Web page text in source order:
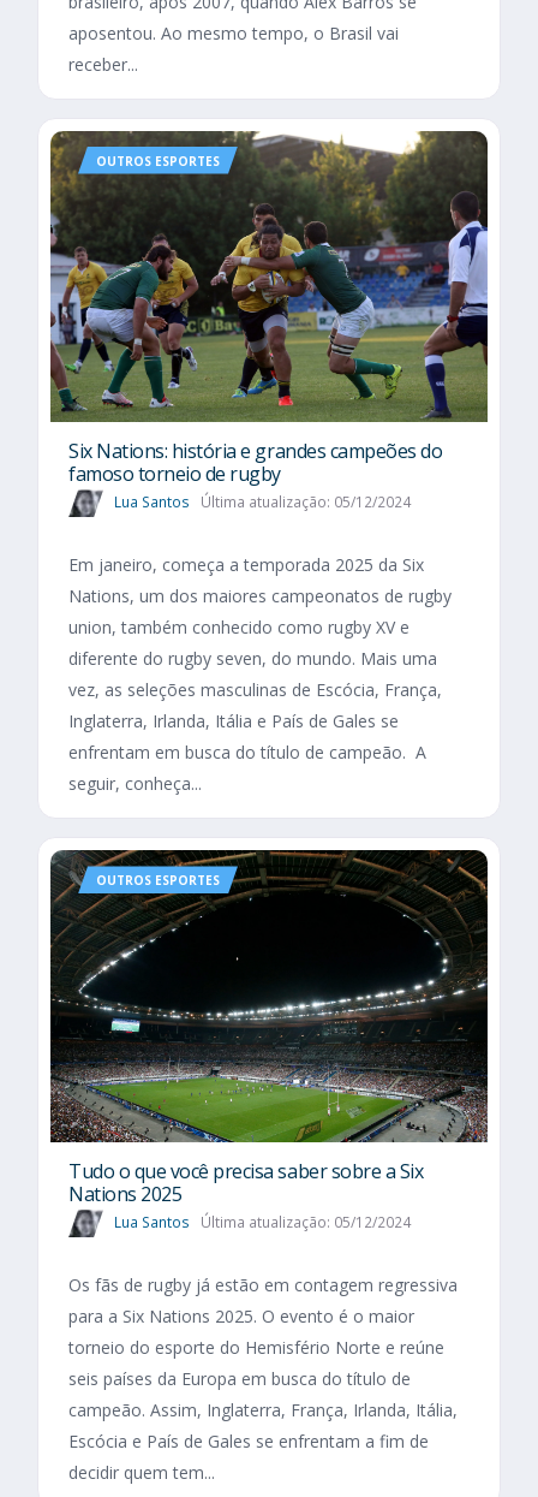
aposentou. Ao mesmo tempo, o Brasil vai
receber...
OUTROS ESPORTES
Six Nations​: história e grandes campeões do
famoso torneio de rugby
Lua Santos Última atualização: 05/12/2024
Em janeiro, começa a temporada 2025 da Six
Nations, um dos maiores campeonatos de rugby
union, também conhecido como rugby XV e
diferente do rugby seven, do mundo. Mais uma
vez, as seleções masculinas de Escócia, França,
Inglaterra, Irlanda, Itália e País de Gales se
enfrentam em busca do título de campeão. A
seguir, conheça...
OUTROS ESPORTES
Tudo o que você precisa saber sobre a Six
Nations 2025​
Lua Santos Última atualização: 05/12/2024
Os fãs de rugby já estão em contagem regressiva
para a Six Nations 2025. O evento é o maior
torneio do esporte do Hemisfério Norte e reúne
seis países da Europa em busca do título de
campeão. Assim, Inglaterra, França, Irlanda, Itália,
Escócia e País de Gales se enfrentam a fim de
decidir quem tem...